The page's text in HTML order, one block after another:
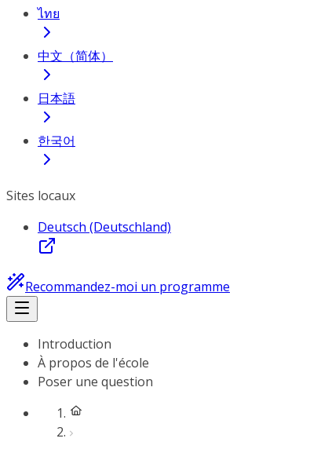
ไทย
中文（简体）
日本語
한국어
Sites locaux
Deutsch (Deutschland)
Recommandez-moi un programme
Introduction
À propos de l'école
Poser une question